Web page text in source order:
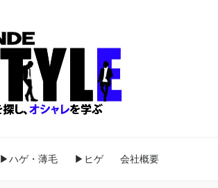
▶ハゲ・薄毛 ▶ヒゲ 会社概要